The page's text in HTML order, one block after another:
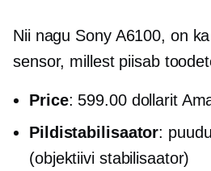
Nii nagu Sony A6100, on
sensor, millest piisab
Price: 599.00 dollarit
Pildistabilisaator:
(objektiivi stabilisaator)